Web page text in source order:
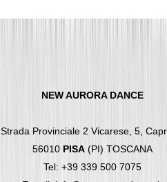
NEW AURORA DANCE
Strada Provinciale 2 Vicarese, 5,
56010 PISA(PI) TOSCANA
Tel: +39 339 500 7075